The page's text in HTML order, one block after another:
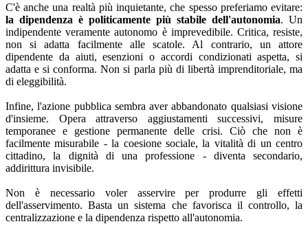
C'è anche una realtà più inquietante, che spesso preferiamo evitare:
la dipendenza è politicamente più stabile dell'autonomia. Un
indipendente veramente autonomo è imprevedibile. Critica, resiste,
non si adatta facilmente alle scatole. Al contrario, un attore
dipendente da aiuti, esenzioni o accordi condizionati aspetta, si
adatta e si conforma. Non si parla più di libertà imprenditoriale, ma
di eleggibilità.
Infine, l'azione pubblica sembra aver abbandonato qualsiasi visione
d'insieme. Opera attraverso aggiustamenti successivi, misure
temporanee e gestione permanente delle crisi. Ciò che non è
facilmente misurabile - la coesione sociale, la vitalità di un centro
cittadino, la dignità di una professione - diventa secondario,
addirittura invisibile.
Non è necessario voler asservire per produrre gli effetti
dell'asservimento. Basta un sistema che favorisca il controllo, la
centralizzazione e la dipendenza rispetto all'autonomia.